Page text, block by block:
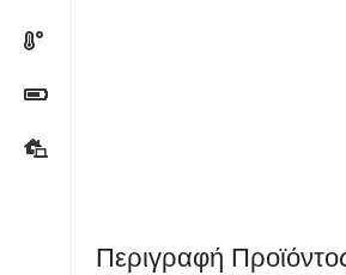
Περιγραφή